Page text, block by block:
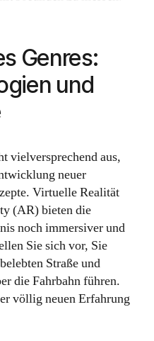
Genres:
und
vielversprechend aus,
neuer
Virtuelle Realität
(AR) bieten die
noch immersiver und
Sie sich vor, Sie
Straße und
die Fahrbahn führen.
völlig neuen Erfahrung